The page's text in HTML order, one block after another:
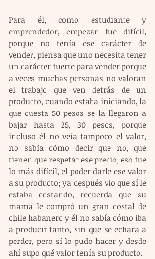
Para él, como estudiante y
emprendedor, empezar fue difícil,
porque no tenía ese carácter de
vender, piensa que uno necesita tener
un carácter fuerte para vender porque
a veces muchas personas no valoran
el trabajo que ven detrás de un
producto, cuando estaba iniciando, la
que cuesta 50 pesos se la llegaron a
bajar hasta 25, 30 pesos, porque
incluso él no veía tampoco el valor,
no sabía cómo decir que no, que
tienen que respetar ese precio, eso fue
lo más difícil, el poder darle ese valor
a su producto; ya después vio que sí le
estaba costando, recuerda que su
mamá le compró un gran costal de
chile habanero y él no sabía cómo iba
a producir tanto, sin que se echara a
perder, pero sí lo pudo hacer y desde
ahí supo qué valor tenía su producto.